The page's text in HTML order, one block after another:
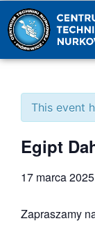
This event
Egipt
17 marca 2025
Zapraszamy